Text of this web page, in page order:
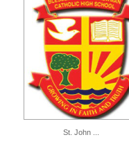
St. John ...